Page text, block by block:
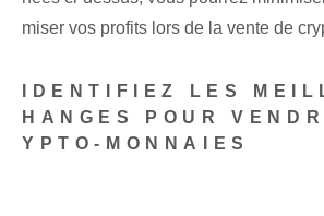
miser vos profits lors de la vente de
IDENTIFIEZ LES
HANGES POUR
YPTO-MONNAIES